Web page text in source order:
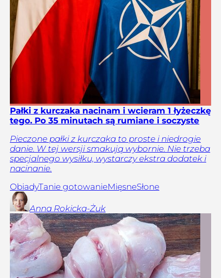
Pałki z kurczaka nacinam i wcieram 1 łyżeczkę
tego. Po 35 minutach są rumiane i soczyste
Pieczone pałki z kurczaka to proste i niedrogie
danie. W tej wersji smakują wybornie. Nie trzeba
specjalnego wysiłku, wystarczy ekstra dodatek i
nacinanie.
ObiadyTanie gotowanieMięsneSłone
Anna Rokicka-Żuk